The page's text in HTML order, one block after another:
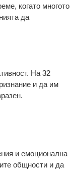
когато многото
да
На 32
и да им
и емоционална
общности и да